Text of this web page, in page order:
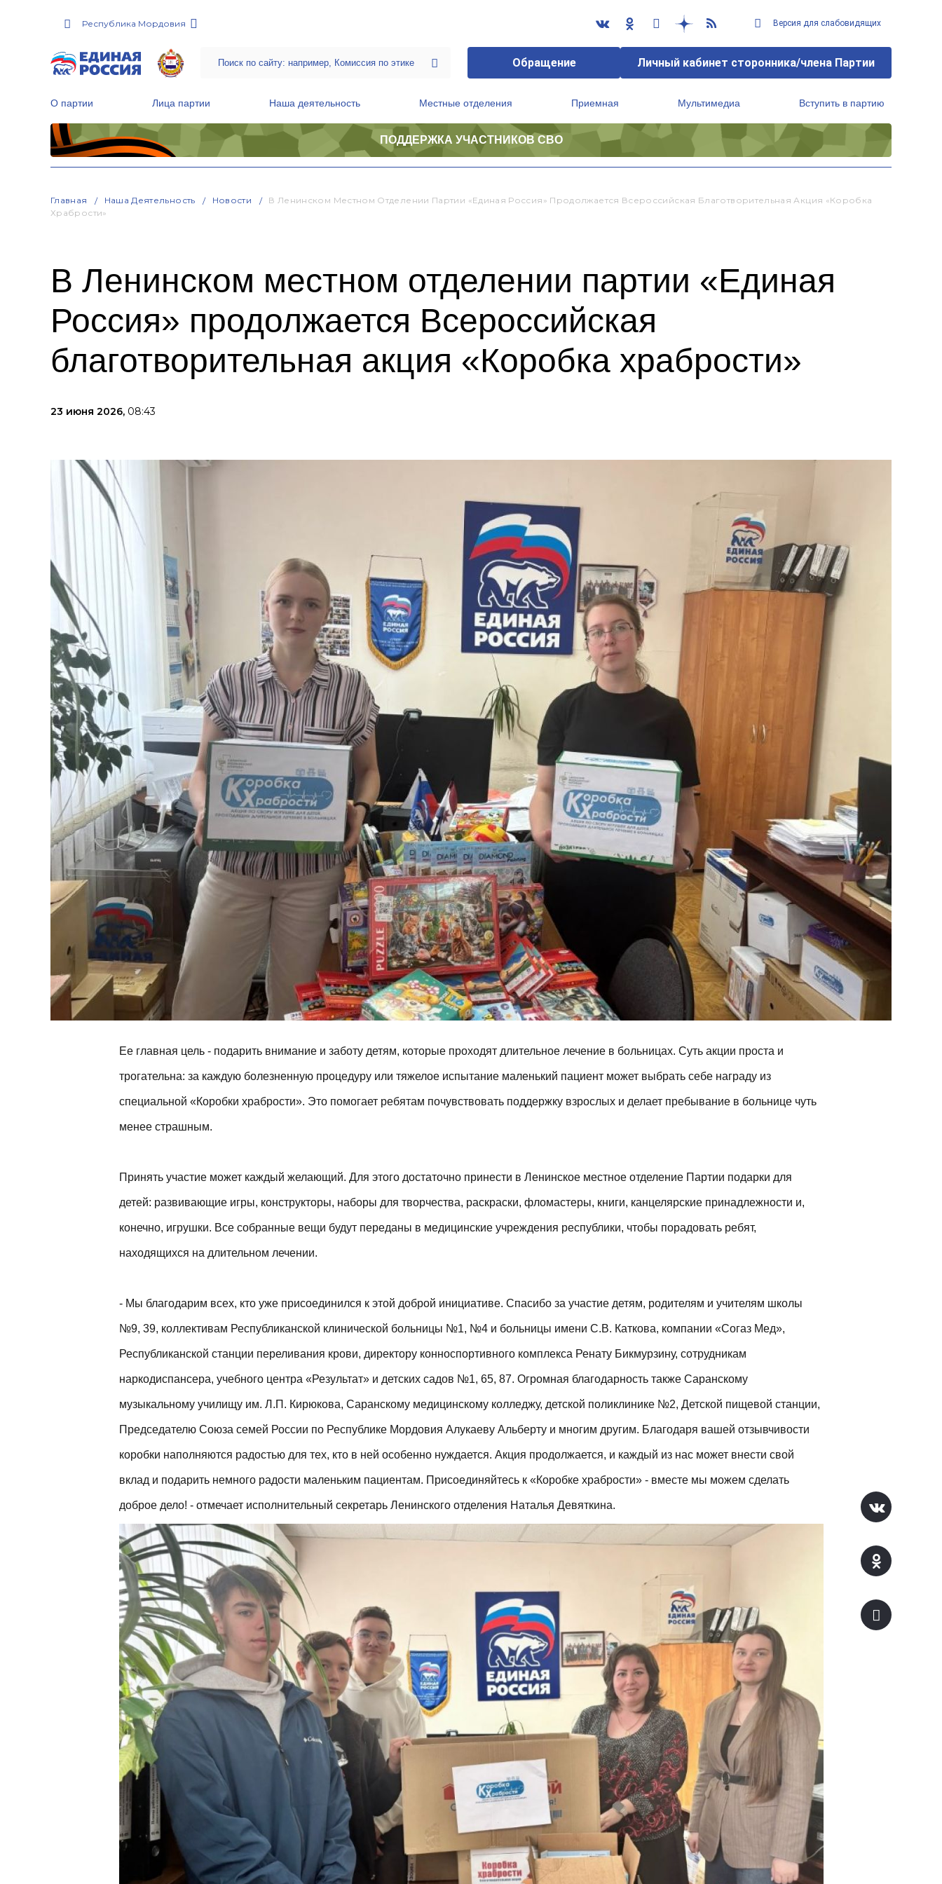
Республика Мордовия Версия для слабовидящих
Обращение Личный кабинет сторонника/члена Партии
О партии Лица партии Наша деятельность Местные отделения Приемная Мультимедиа Вступить в партию
ПОДДЕРЖКА УЧАСТНИКОВ СВО
Главная Наша Деятельность Новости
В Ленинском Местном Отделении Партии «Единая Россия» Продолжается Всероссийская Благотворительная Акция «Коробка
Храбрости»
В Ленинском местном отделении партии «Единая
Россия» продолжается Всероссийская
благотворительная акция «Коробка храбрости»
23 июня 2026, 08:43
Ее главная цель - подарить внимание и заботу детям, которые проходят длительное лечение в больницах. Суть акции проста и
трогательна: за каждую болезненную процедуру или тяжелое испытание маленький пациент может выбрать себе награду из
специальной «Коробки храбрости». Это помогает ребятам почувствовать поддержку взрослых и делает пребывание в больнице чуть
менее страшным.
Принять участие может каждый желающий. Для этого достаточно принести в Ленинское местное отделение Партии подарки для
детей: развивающие игры, конструкторы, наборы для творчества, раскраски, фломастеры, книги, канцелярские принадлежности и,
конечно, игрушки. Все собранные вещи будут переданы в медицинские учреждения республики, чтобы порадовать ребят,
находящихся на длительном лечении.
- Мы благодарим всех, кто уже присоединился к этой доброй инициативе. Спасибо за участие детям, родителям и учителям школы
№9, 39, коллективам Республиканской клинической больницы №1, №4 и больницы имени С.В. Каткова, компании «Согаз Мед»,
Республиканской станции переливания крови, директору конноспортивного комплекса Ренату Бикмурзину, сотрудникам
наркодиспансера, учебного центра «Результат» и детских садов №1, 65, 87. Огромная благодарность также Саранскому
музыкальному училищу им. Л.П. Кирюкова, Саранскому медицинскому колледжу, детской поликлинике №2, Детской пищевой станции,
Председателю Союза семей России по Республике Мордовия Алукаеву Альберту и многим другим. Благодаря вашей отзывчивости
коробки наполняются радостью для тех, кто в ней особенно нуждается. Акция продолжается, и каждый из нас может внести свой
вклад и подарить немного радости маленьким пациентам. Присоединяйтесь к «Коробке храбрости» - вместе мы можем сделать
доброе дело! - отмечает исполнительный секретарь Ленинского отделения Наталья Девяткина.